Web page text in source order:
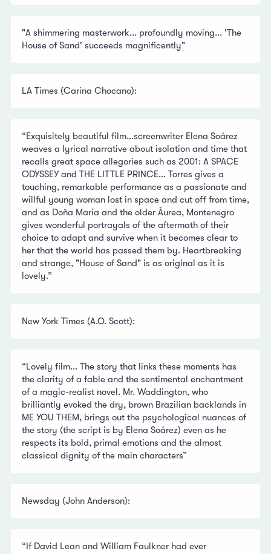
"A shimmering masterwork... profoundly moving... 'The
House of Sand' succeeds magnificently"
LA Times (Carina Chocano):
“Exquisitely beautiful film...screenwriter Elena Soárez
weaves a lyrical narrative about isolation and time that
recalls great space allegories such as 2001: A SPACE
ODYSSEY and THE LITTLE PRINCE... Torres gives a
touching, remarkable performance as a passionate and
willful young woman lost in space and cut off from time,
and as Doña Maria and the older Áurea, Montenegro
gives wonderful portrayals of the aftermath of their
choice to adapt and survive when it becomes clear to
her that the world has passed them by. Heartbreaking
and strange, "House of Sand" is as original as it is
lovely.”
New York Times (A.O. Scott):
“Lovely film... The story that links these moments has
the clarity of a fable and the sentimental enchantment
of a magic-realist novel. Mr. Waddington, who
brilliantly evoked the dry, brown Brazilian backlands in
ME YOU THEM, brings out the psychological nuances of
the story (the script is by Elena Soárez) even as he
respects its bold, primal emotions and the almost
classical dignity of the main characters”
Newsday (John Anderson):
“If David Lean and William Faulkner had ever